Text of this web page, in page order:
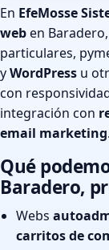
En EfeMosse
weben
particulares,
yWordPress u
con
integración con
email marketing.
Qué
Baradero,
Webs
carritos de